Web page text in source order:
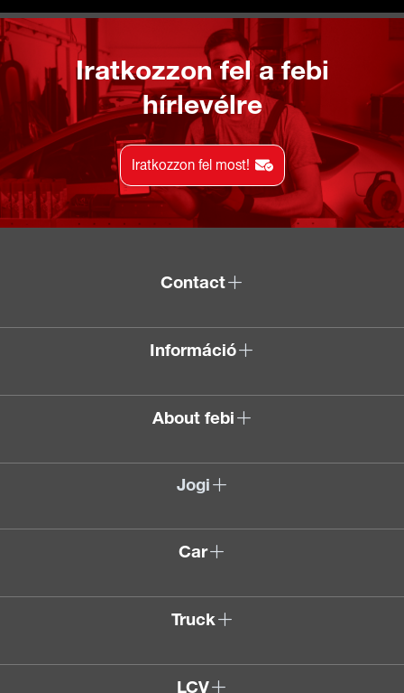
Iratkozzon fel a febi
hírlevélre
Iratkozzon fel most!
Contact
Információ
About febi
Jogi
Car
Truck
LCV